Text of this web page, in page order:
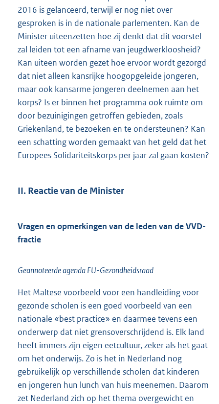
2016 is gelanceerd, terwijl er nog niet over
gesproken is in de nationale parlementen. Kan de
Minister uiteenzetten hoe zij denkt dat dit voorstel
zal leiden tot een afname van jeugdwerkloosheid?
Kan uiteen worden gezet hoe ervoor wordt gezorgd
dat niet alleen kansrijke hoogopgeleide jongeren,
maar ook kansarme jongeren deelnemen aan het
korps? Is er binnen het programma ook ruimte om
door bezuinigingen getroffen gebieden, zoals
Griekenland, te bezoeken en te ondersteunen? Kan
een schatting worden gemaakt van het geld dat het
Europees Solidariteitskorps per jaar zal gaan kosten?
II. Reactie van de Minister
Vragen en opmerkingen van de leden van de VVD-
fractie
Geannoteerde agenda EU-Gezondheidsraad
Het Maltese voorbeeld voor een handleiding voor
gezonde scholen is een goed voorbeeld van een
nationale «best practice» en daarmee tevens een
onderwerp dat niet grensoverschrijdend is. Elk land
heeft immers zijn eigen eetcultuur, zeker als het gaat
om het onderwijs. Zo is het in Nederland nog
gebruikelijk op verschillende scholen dat kinderen
en jongeren hun lunch van huis meenemen. Daarom
zet Nederland zich op het thema overgewicht en